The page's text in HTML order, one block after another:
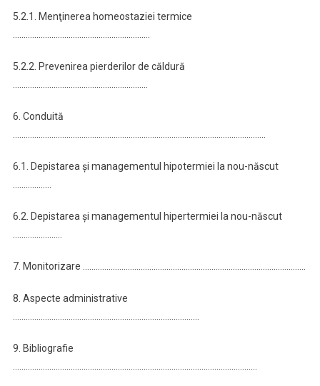
5.2.1. Menţinerea homeostaziei termice
5.2.2. Prevenirea pierderilor de căldură
6. Conduită
6.1. Depistarea şi managementul hipotermiei la nou-născut
6.2. Depistarea şi managementul hipertermiei la nou-născut
7. Monitorizare …………………………………………………………………………………………..
8. Aspecte administrative
9. Bibliografie